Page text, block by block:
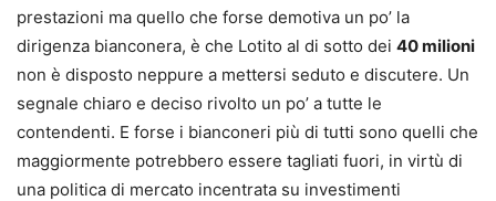
prestazioni ma quello che forse demotiva un po’ la
dirigenza bianconera, è che Lotito al di sotto dei 40 milioni
non è disposto neppure a mettersi seduto e discutere. Un
segnale chiaro e deciso rivolto un po’ a tutte le
contendenti. E forse i bianconeri più di tutti sono quelli che
maggiormente potrebbero essere tagliati fuori, in virtù di
una politica di mercato incentrata su investimenti